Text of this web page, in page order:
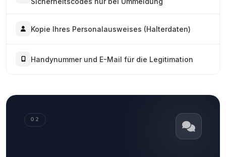
Kopie Ihres Personalausweises (Halterdaten)
Handynummer und E-Mail für die Legitimation
02